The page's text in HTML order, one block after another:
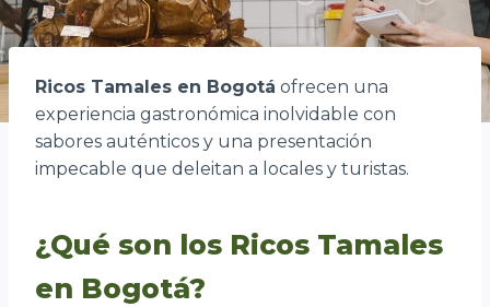
Ricos Tamales en Bogotá ofrecen una
experiencia gastronómica inolvidable con
sabores auténticos y una presentación
impecable que deleitan a locales y turistas.
¿Qué son los Ricos Tamales
en Bogotá?